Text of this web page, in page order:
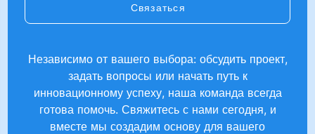
Связаться
Независимо от вашего выбора: обсудить проект,
задать вопросы или начать путь к
инновационному успеху, наша команда всегда
готова помочь. Свяжитесь с нами сегодня, и
вместе мы создадим основу для вашего